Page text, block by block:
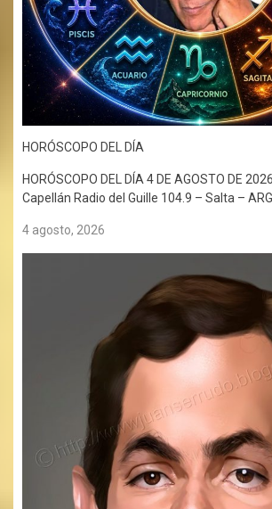
HORÓSCOPO DEL DÍA
HORÓSCOPO DEL DÍA 4 DE AGOSTO DE
Capellán Radio del Guille 104.9 – Salta – ARG
4 agosto, 2026